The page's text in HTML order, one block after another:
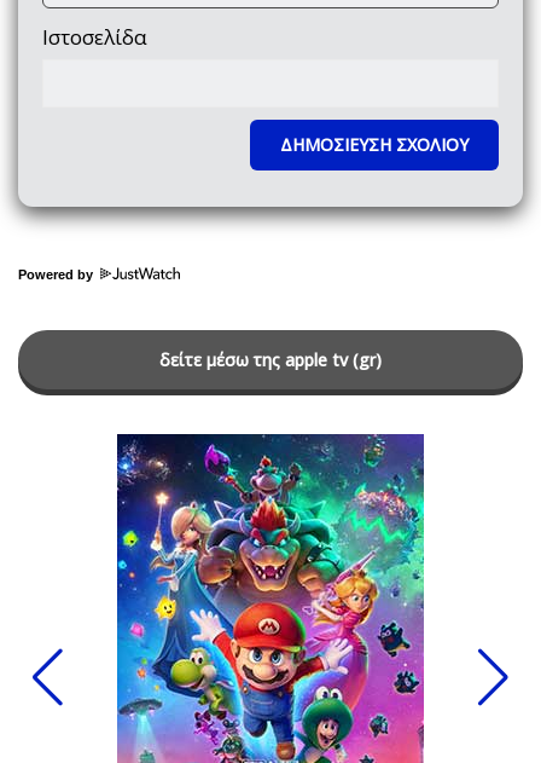
Ιστοσελίδα
Powered by
δείτε μέσω της apple tv (gr)